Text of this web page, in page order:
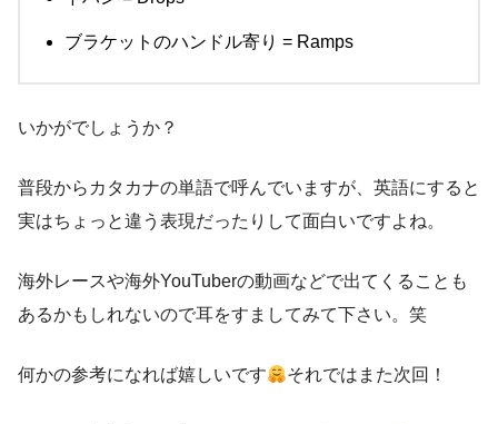
ブラケットのハンドル寄り = Ramps
いかがでしょうか？
普段からカタカナの単語で呼んでいますが、英語にすると
実はちょっと違う表現だったりして面白いですよね。
海外レースや海外YouTuberの動画などで出てくることも
あるかもしれないので耳をすましてみて下さい。笑
何かの参考になれば嬉しいです それではまた次回！